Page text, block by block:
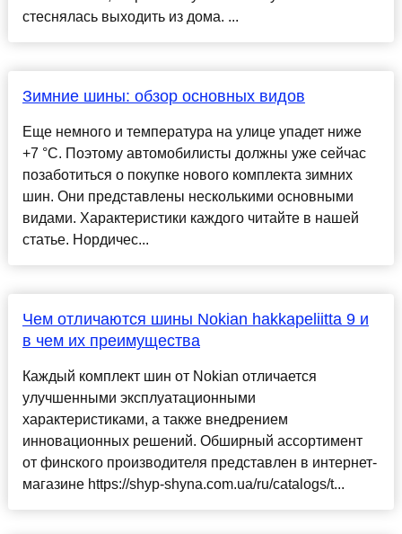
стеснялась выходить из дома. ...
Зимние шины: обзор основных видов
Еще немного и температура на улице упадет ниже
+7 °C. Поэтому автомобилисты должны уже сейчас
позаботиться о покупке нового комплекта зимних
шин. Они представлены несколькими основными
видами. Характеристики каждого читайте в нашей
статье. Нордичес...
Чем отличаются шины Nokian hakkapeliitta 9 и
в чем их преимущества
Каждый комплект шин от Nokian отличается
улучшенными эксплуатационными
характеристиками, а также внедрением
инновационных решений. Обширный ассортимент
от финского производителя представлен в интернет-
магазине https://shyp-shyna.com.ua/ru/catalogs/t...